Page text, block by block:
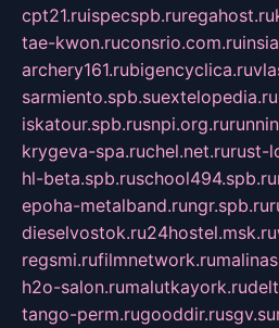
cpt21.ruispecspb.ruregahost.ru
tae-kwon.ruconsrio.com.ru
archery161.rubigencyclica.ru
sarmiento.spb.suextelopedia.ru
iskatour.spb.rusnpi.org.ru
krygeva-spa.ruchel.net.rurust-
hl-beta.spb.ruschool494.spb.ru
epoha-metalband.rungr.spb.ru
dieselvostok.ru24hostel.msk.ru
regsmi.rufilmnetwork.ru
h2o-salon.rumalutkayork.ru
tango-perm.rugooddir.rusgv.su